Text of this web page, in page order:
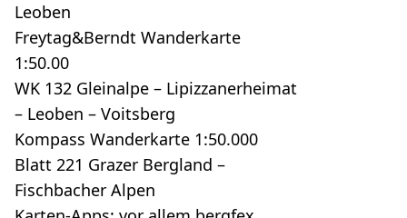
Leoben
Freytag&Berndt Wanderkarte
1:50.00
WK 132 Gleinalpe – Lipizzanerheimat
– Leoben – Voitsberg
Kompass Wanderkarte 1:50.000
Blatt 221 Grazer Bergland –
Fischbacher Alpen